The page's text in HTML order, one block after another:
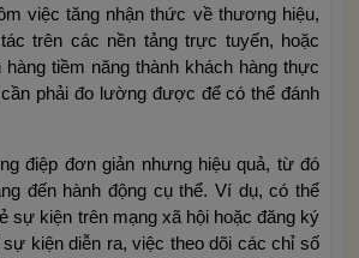
việc tăng nhận thức về thương hiệu,
trên các nền tảng trực tuyến, hoặc
tiềm năng thành khách hàng thực
phải đo lường được để có thể đánh
điệp đơn giản nhưng hiệu quả, từ đó
đến hành động cụ thể. Ví dụ, có thể
sự kiện trên mạng xã hội hoặc đăng ký
kiện diễn ra, việc theo dõi các chỉ số